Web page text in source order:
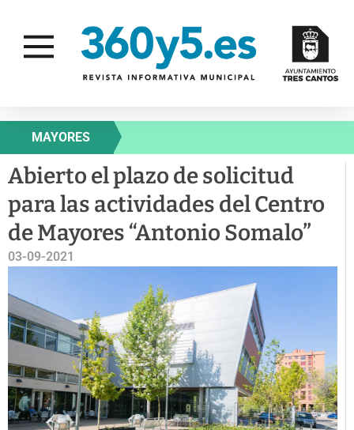
MAYORES
Abierto el plazo de solicitud
para las actividades del Centro
de Mayores “Antonio Somalo”
03-09-2021